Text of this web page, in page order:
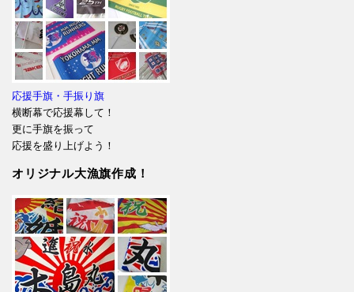
応援手旗・手振り旗
横断幕で応援幕して！
更に手旗を振って
応援を盛り上げよう！
オリジナル大漁旗作成！